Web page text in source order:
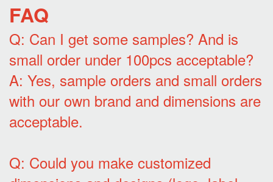
FAQ
Q: Can I get some samples? And is
small order under 100pcs acceptable?
A: Yes, sample orders and small orders
with our own brand and dimensions are
acceptable.
Q: Could you make customized